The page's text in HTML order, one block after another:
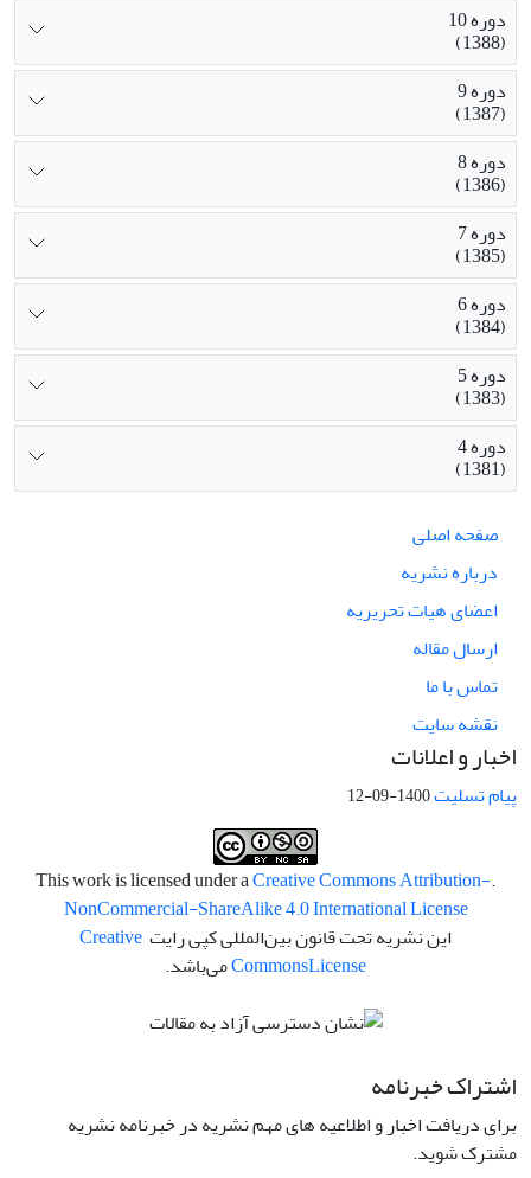
دوره 10
(1388)
دوره 9
(1387)
دوره 8
(1386)
دوره 7
(1385)
دوره 6
(1384)
دوره 5
(1383)
دوره 4
(1381)
صفحه اصلی
درباره نشریه
اعضای هیات تحریریه
ارسال مقاله
تماس با ما
نقشه سایت
اخبار و اعلانات
پیام تسلیت1400-09-12
.This work is licensed under a
Creative Commons Attribution-
NonCommercial-ShareAlike 4.0 International License
این نشریه تحت قانون بین‌المللی کپی رایت Creative
CommonsLicense می‌باشد.
اشتراک خبرنامه
برای دریافت اخبار و اطلاعیه های مهم نشریه در خبرنامه نشریه
مشترک شوید.